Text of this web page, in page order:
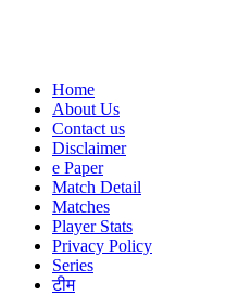
Home
About Us
Contact us
Disclaimer
e Paper
Match Detail
Matches
Player Stats
Privacy Policy
Series
टीम